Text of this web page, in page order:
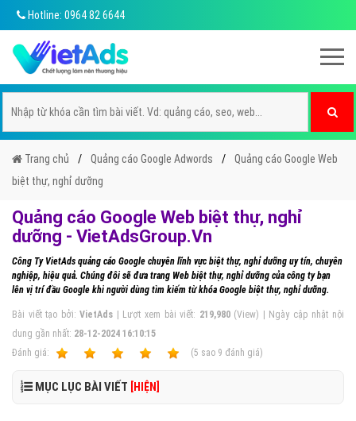
Hotline: 0964 82 6644
Trang chủ Quảng cáo Google Adwords
Quảng cáo Google Web
biệt thự, nghỉ dưỡng
Quảng cáo Google Web biệt thự, nghỉ
dưỡng - VietAdsGroup.Vn
Công Ty VietAds quảng cáo Google chuyên lĩnh vực biệt thự, nghỉ dưỡng uy tín, chuyên
nghiệp, hiệu quả. Chúng đôi sẽ đưa trang Web biệt thự, nghỉ dưỡng của công ty bạn
lên vị trí đầu Google khi người dùng tìm kiếm từ khóa Google biệt thự, nghỉ dưỡng.
Bài viết tạo bởi:VietAds | Lượt xem bài viết: 219,980(View) | Ngày cập nhật nội
dung gần nhất: 28-12-2024 16:10:15
Ðánh giá:
(5 sao 9 đánh giá)
MỤC LỤC BÀI VIẾT [HIỆN]